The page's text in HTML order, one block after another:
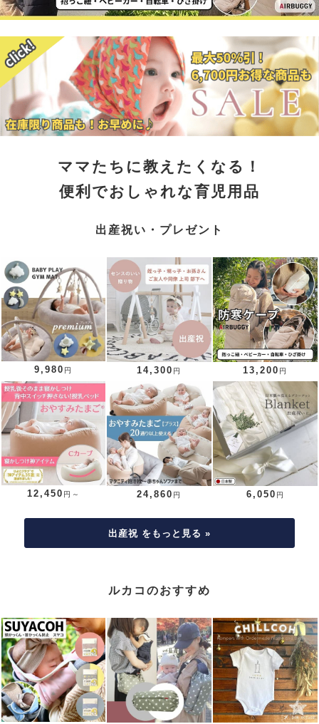
ママたちに教えたくなる！
便利でおしゃれな育児用品
出産祝い・プレゼント
9,980 円 14,300 円 13,200 円
12,450 円～ 24,860 円 6,050 円
出産祝 をもっと見る »
ルカコのおすすめ